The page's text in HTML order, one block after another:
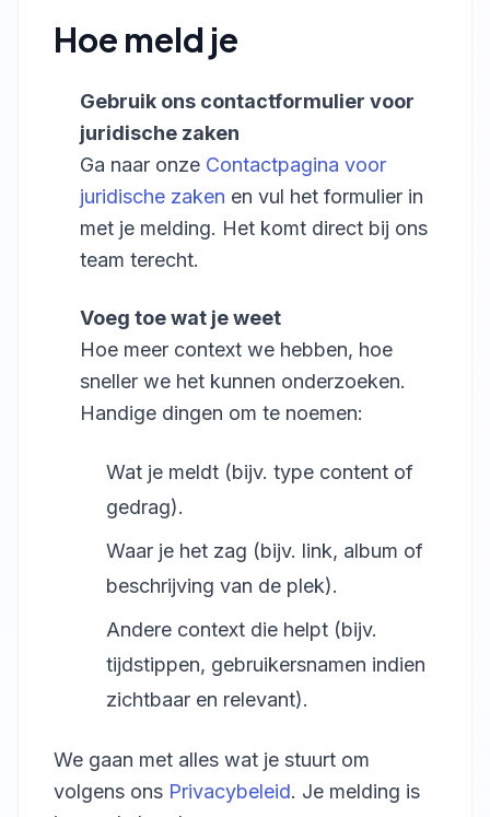
Hoe meld je
Gebruik ons contactformulier voor
juridische zaken
Ga naar onze Contactpagina voor
juridische zaken en vul het formulier in
met je melding. Het komt direct bij ons
team terecht.
Voeg toe wat je weet
Hoe meer context we hebben, hoe
sneller we het kunnen onderzoeken.
Handige dingen om te noemen:
Wat je meldt (bijv. type content of
gedrag).
Waar je het zag (bijv. link, album of
beschrijving van de plek).
Andere context die helpt (bijv.
tijdstippen, gebruikersnamen indien
zichtbaar en relevant).
We gaan met alles wat je stuurt om
volgens ons Privacybeleid. Je melding is